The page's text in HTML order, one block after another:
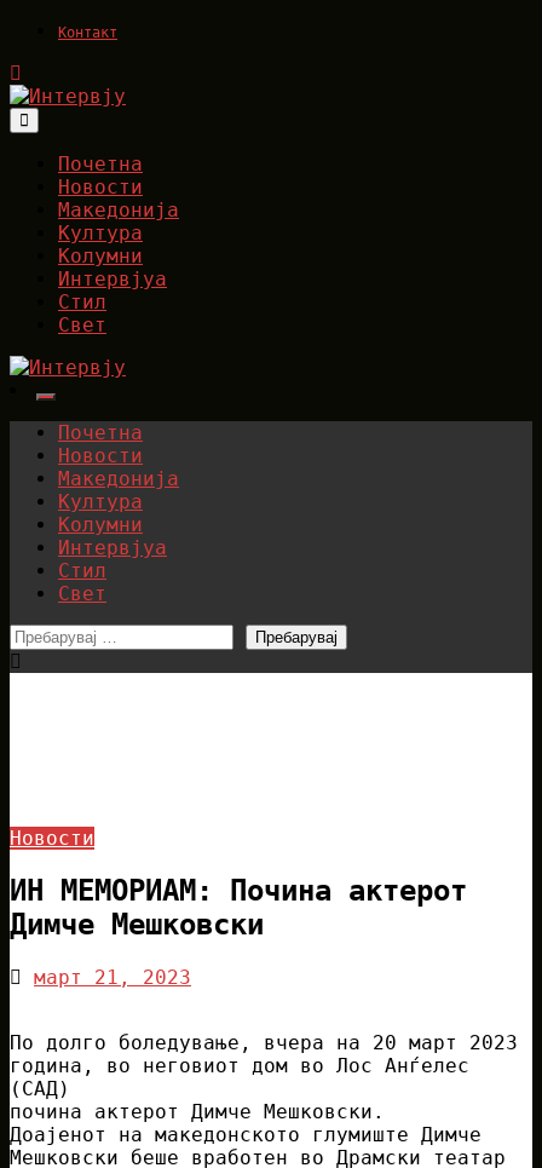
content
Контакт
Интервју
Почетна
Новости
Македонија
Култура
Kолумни
Интервјуа
Стил
Свет
Интервју
Почетна
Новости
Македонија
Култура
Kолумни
Интервјуа
Стил
Свет
Пребарувај
за:
Новости
ИН МЕМОРИАМ: Почина актерот
Димче Мешковски
Posted
март 21, 2023
По долго боледување, вчера на 20 март 2023
година, во неговиот дом во Лос Анѓелес
(САД)
почина актерот Димче Мешковски.
Доајенот на македонското глумиште Димче
Мешковски беше вработен во Драмски театар